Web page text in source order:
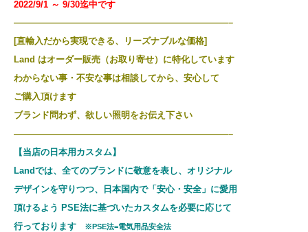
2022/9/1 ～ 9/30迄中です
————————————————————————–
[直輸入だから実現できる、リーズナブルな価格]
Land はオーダー販売（お取り寄せ）に特化しています
わからない事・不安な事は相談してから、安心して
ご購入頂けます
ブランド問わず、欲しい照明をお伝え下さい
————————————————————————–
【当店の日本用カスタム】
Landでは、全てのブランドに敬意を表し、 オリジナル
デザインを守りつつ、日本国内で「安心・安全」に愛用
頂けるよう PSE法に基づいたカスタムを必要に応じて
行っております
※PSE法=電気用品安全法